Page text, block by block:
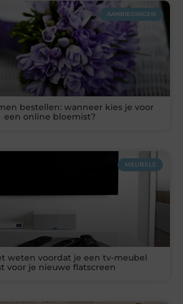
AANBIEDINGEN
bestellen: wanneer kies je voor
een online bloemist?
MEUBELS
weten voordat je een tv-meubel
voor je nieuwe flatscreen